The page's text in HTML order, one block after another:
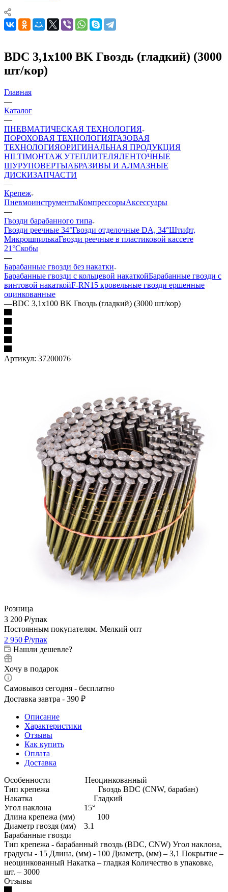
BDC 3,1x100 BK Гвоздь (гладкий) (3000
шт/кор)
Главная
—
Каталог
—
ПНЕВМАТИЧЕСКАЯ ТЕХНОЛОГИЯ
ПОРОХОВАЯ ТЕХНОЛОГИЯГАЗОВАЯ
ТЕХНОЛОГИЯОРИГИНАЛЬНАЯ ПРОДУКЦИЯ
HILTIМОНТАЖ УТЕПЛИТЕЛЯЛЕНТОЧНЫЕ
ШУРУПОВЕРТЫАБРАЗИВЫ И АЛМАЗНЫЕ
ДИСКИЗАПЧАСТИ
—
Крепеж
ПневмоинструментыКомпрессорыАксессуары
—
Гвозди барабанного типа
Гвозди реечные 34°Гвозди отделочные DA, 34°Штифт,
МикрошпилькаГвозди реечные в пластиковой кассете
21°Скобы
—
Барабанные гвозди без накатки
Барабанные гвозди с кольцевой накаткойБарабанные гвозди с
винтовой накаткойF-RN15 кровельные гвозди ершенные
оцинкованные
—BDC 3,1x100 BK Гвоздь (гладкий) (3000 шт/кор)
Артикул: 37200076
Розница
3 200 ₽/упак
Постоянным покупателям. Мелкий опт
2 950 ₽/упак
Нашли дешевле?
Хочу в подарок
Самовывоз сегодня - бесплатно
Доставка завтра - 390 ₽
Описание
Характеристики
Отзывы
Как купить
Оплата
Доставка
Особенности Неоцинкованный
Тип крепежа Гвоздь BDC (CNW, барабан)
Накатка Гладкий
Угол наклона 15°
Длина крепежа (мм) 100
Диаметр гвоздя (мм) 3.1
Барабанные гвозди
Тип крепежа - барабанный гвоздь (BDC, CNW) Угол наклона,
градусы - 15 Длина, (мм) - 100 Диаметр, (мм) – 3,1 Покрытие –
неоцинкованный Накатка – гладкая Количество в упаковке,
шт. – 3000
Отзывы